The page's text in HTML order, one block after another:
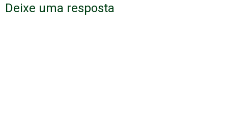
Deixe uma resposta